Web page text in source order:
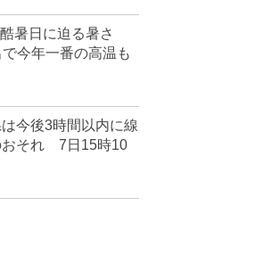
暑日に迫る暑さ
今年一番の高温も
は今後3時間以内に線
おそれ 7日15時10